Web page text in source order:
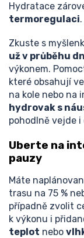
Hydratace
termoregulaci.
Zkuste s
už v průběhu
výkonem.
které obsahují
na kole nebo na
hydrovak s
pohodlně vejde i
Uberte na
pauzy
Máte
trasu na 75 %
případně zvolit
k výkonu i
teplot nebo